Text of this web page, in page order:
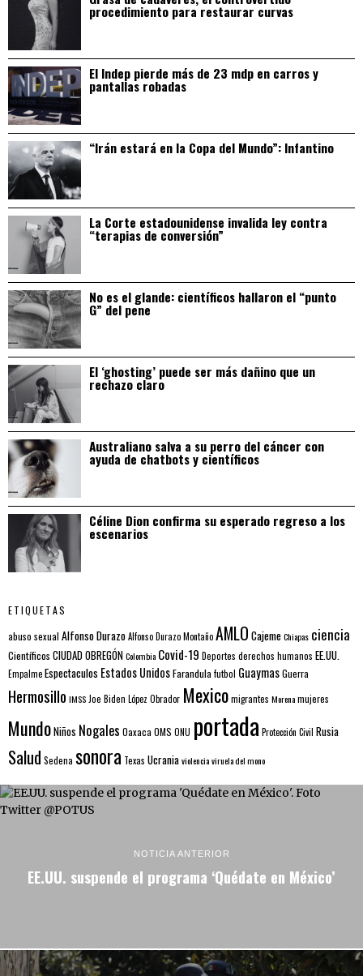
procedimiento para restaurar curvas
El Indep pierde más de 23 mdp en carros y
pantallas robadas
“Irán estará en la Copa del Mundo”: Infantino
La Corte estadounidense invalida ley contra
“terapias de conversión”
No es el glande: científicos hallaron el “punto
G” del pene
El ‘ghosting’ puede ser más dañino que un
rechazo claro
Australiano salva a su perro del cáncer con
ayuda de chatbots y científicos
Céline Dion confirma su esperado regreso a los
escenarios
ETIQUETAS
abuso sexual Alfonso DurazoAlfonso Durazo MontañoAMLO CajemeChiapas ciencia
Científicos CIUDAD OBREGÓNColombia Covid-19 Deportes derechos humanos EE.UU.
EmpalmeEspectaculos Estados UnidosFarandulafutbol GuaymasGuerra
Hermosillo IMSS Joe Biden López Obrador Mexicomigrantes Morenamujeres
MundoNiños Nogales Oaxaca OMS ONU portada Protección Civil Rusia
Salud Sedena sonora Texas Ucraniaviolenciaviruela del mono
NOTICIA ANTERIOR
EE.UU. suspende el programa ‘Quédate en México’